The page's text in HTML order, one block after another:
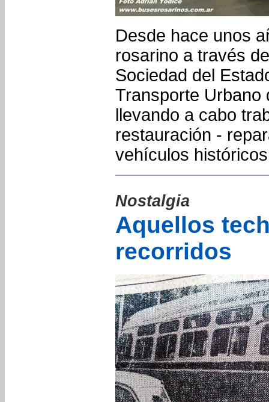
Desde hace unos
rosarino a través
Sociedad del
Transporte Urbano
llevando a cabo
restauración -
vehículos
Nostalgia
Aquellos
recorridos